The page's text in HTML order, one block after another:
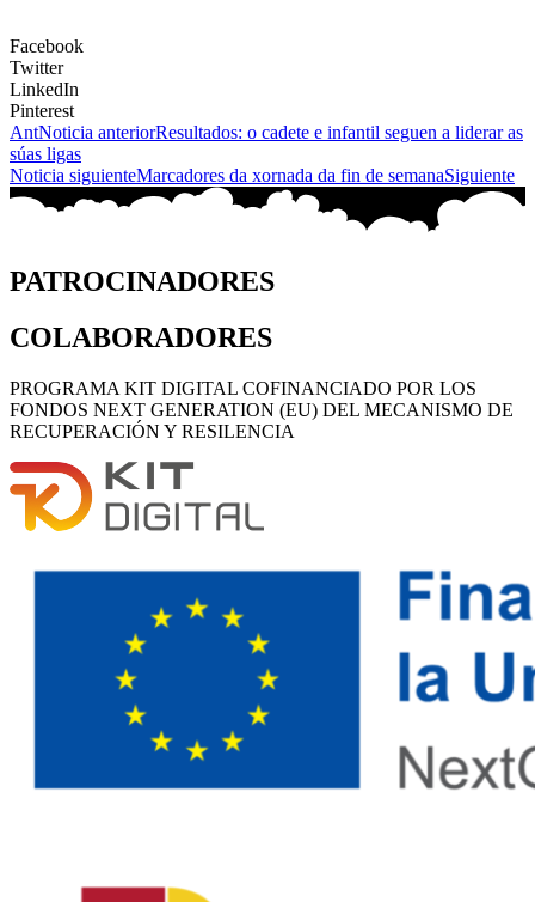
Facebook
Twitter
LinkedIn
Pinterest
AntNoticia anteriorResultados: o cadete e infantil seguen a liderar as
súas ligas
Noticia siguienteMarcadores da xornada da fin de semanaSiguiente
PATROCINADORES
COLABORADORES
PROGRAMA KIT DIGITAL COFINANCIADO POR LOS
FONDOS NEXT GENERATION (EU) DEL MECANISMO DE
RECUPERACIÓN Y RESILENCIA